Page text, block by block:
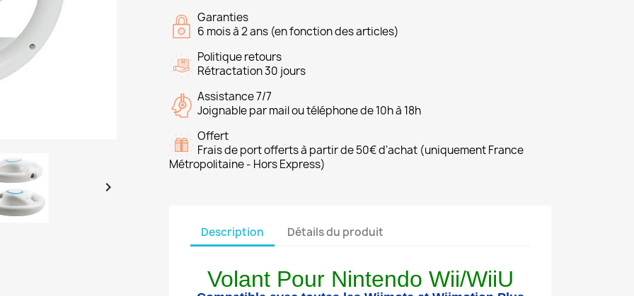

Garanties
6 mois à 2 ans (en fonction des articles)
Politique retours
Rétractation 30 jours
Assistance 7/7
Joignable par mail ou téléphone de 10h à 18h
Offert
Frais de port offerts à partir de 50€ d'achat (uniquement France
Métropolitaine - Hors Express)
Description Détails du produit
Volant Pour Nintendo Wii/WiiU